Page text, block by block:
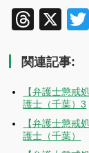
X
関連記事:
【弁護士懲戒
護士（千葉）3
【弁護士懲戒
護士（千葉）